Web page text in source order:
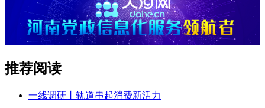
推荐阅读
一线调研丨轨道串起消费新活力